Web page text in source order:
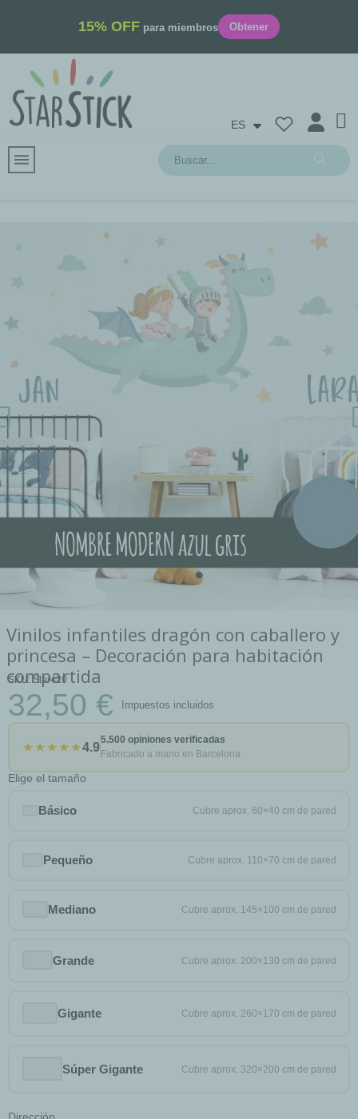
15% OFF para miembros Obtener
ES
Vinilos infantiles dragón con caballero y
princesa – Decoración para habitación
compartida
SKU Star420
32,50 € Impuestos incluidos
★★★★★4.9
5.500 opiniones verificadas
Fabricado a mano en Barcelona
Elige el tamaño
Básico
Pequeño
Mediano
Grande
Gigante
Súper Gigante
Dirección